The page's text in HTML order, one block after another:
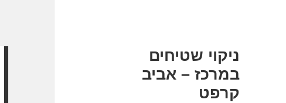
ניקוי שטיחים
במרכז – אביב
קרפט